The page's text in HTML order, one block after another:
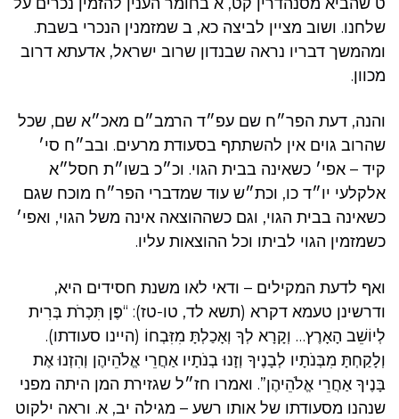
שלחנו. ושוב מציין לביצה כא, ב שמזמנין הנכרי בשבת.
ומהמשך דבריו נראה שבנדון שרוב ישראל, אדעתא דרוב
מכוון.
והנה, דעת הפר״ח שם עפ״ד הרמב״ם מאכ״א שם, שכל
שהרוב גוים אין להשתתף בסעודת מרעים. ובב״ח סי׳
קיד – אפי׳ כשאינה בבית הגוי. וכ״כ בשו״ת חסל״א
אלקלעי יו״ד כו, וכת״ש עוד שמדברי הפר״ח מוכח שגם
כשאינה בבית הגוי, וגם כשההוצאה אינה משל הגוי, ואפי׳
כשמזמין הגוי לביתו וכל ההוצאות עליו.
ואף לדעת המקילים – ודאי לאו משנת חסידים היא,
ודרשינן טעמא דקרא (תשא לד, טו-טז): “פֶּן תִּכְרֹת בְּרִית
לְיוֹשֵׁב הָאָרֶץ… וְקָרָא לְךָ וְאָכַלְתָּ מִזִּבְחוֹ (היינו סעודתו).
וְלָקַחְתָּ מִבְּנֹתָיו לְבָנֶיךָ וְזָנוּ בְנֹתָיו אַחֲרֵי אֱלֹהֵיהֶן וְהִזְנוּ אֶת
בָּנֶיךָ אַחֲרֵי אֱלֹהֵיהֶן”. ואמרו חז״ל שגזירת המן היתה מפני
שנהנו מסעודתו של אותו רשע – מגילה יב, א. וראה ילקוט